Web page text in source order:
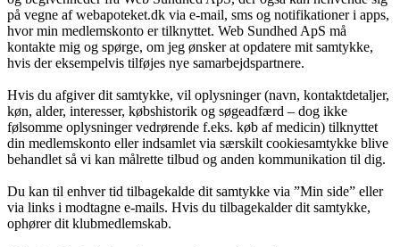
på vegne af webapoteket.dk via e-mail, sms og notifikationer i apps,
hvor min medlemskonto er tilknyttet. Web Sundhed ApS må
kontakte mig og spørge, om jeg ønsker at opdatere mit samtykke,
hvis der eksempelvis tilføjes nye samarbejdspartnere.
Hvis du afgiver dit samtykke, vil oplysninger (navn, kontaktdetaljer,
køn, alder, interesser, købshistorik og søgeadfærd – dog ikke
følsomme oplysninger vedrørende f.eks. køb af medicin) tilknyttet
din medlemskonto eller indsamlet via særskilt cookiesamtykke blive
behandlet så vi kan målrette tilbud og anden kommunikation til dig.
Du kan til enhver tid tilbagekalde dit samtykke via ”Min side” eller
via links i modtagne e-mails. Hvis du tilbagekalder dit samtykke,
ophører dit klubmedlemskab.